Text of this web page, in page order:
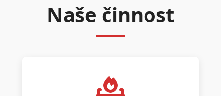
Naše činnost